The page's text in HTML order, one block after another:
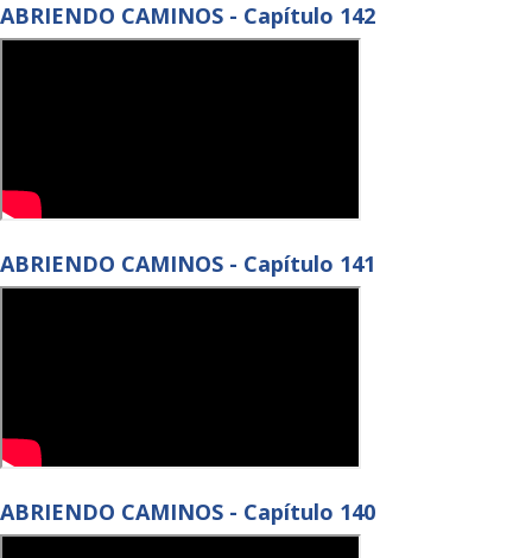
ABRIENDO CAMINOS - Capítulo 142
ABRIENDO CAMINOS - Capítulo 141
ABRIENDO CAMINOS - Capítulo 140